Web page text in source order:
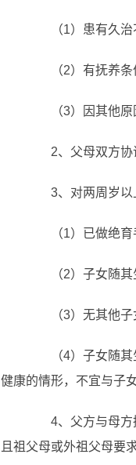
（1）患有久治不
（2）有抚养条件
（3）因其他原因
2、父母双方协议
3、对两周岁以上
（1）已做绝育手
（2）子女随其生
（3）无其他子女
（4）子女随其生
健康的情形，不宜与子
4、父方与母方抚
且祖父母或外祖父母要